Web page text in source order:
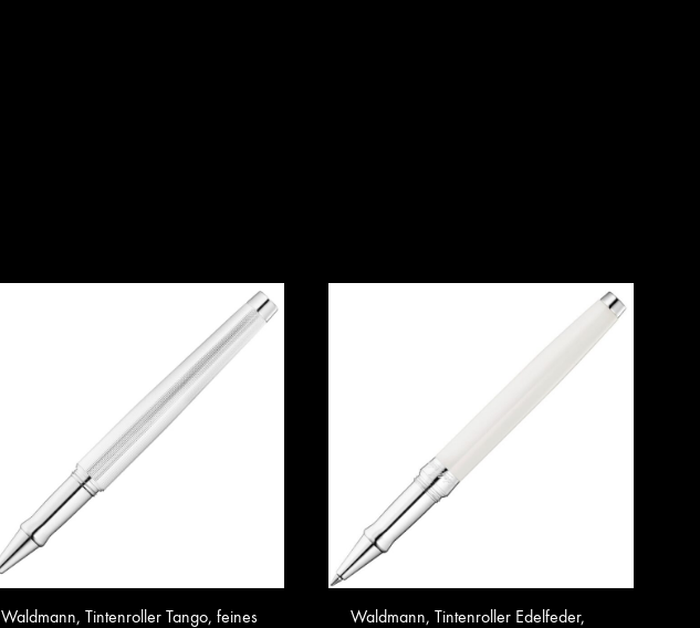
Waldmann, Tintenroller Tango, feines Waldmann, Tintenroller Edelfeder,